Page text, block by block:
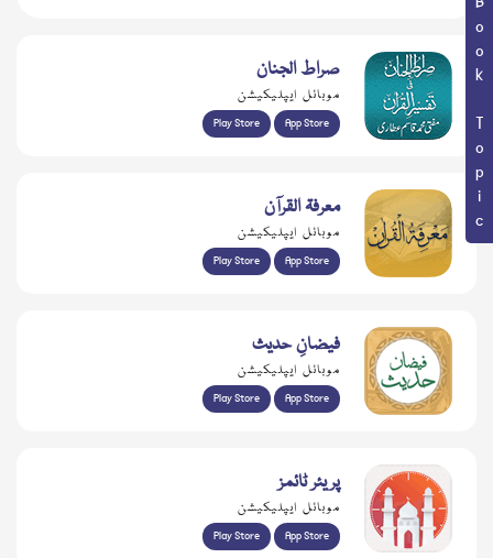
Book Topic صراط الجنان
موبائل ایپلیکیشن
Play Store App Store
معرفۃ القرآن
موبائل ایپلیکیشن
Play Store App Store
فیضانِ حدیث
موبائل ایپلیکیشن
Play Store App Store
پریئر ٹائمز
موبائل ایپلیکیشن
Play Store App Store